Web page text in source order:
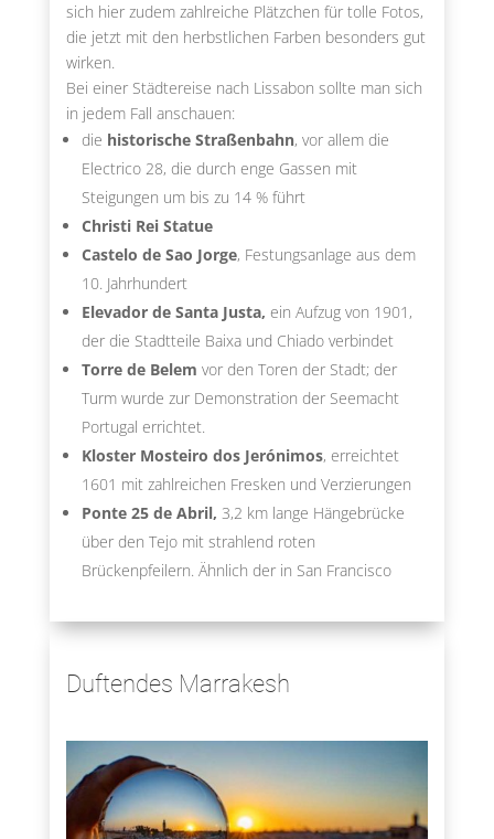
sich hier zudem zahlreiche Plätzchen für tolle Fotos,
die jetzt mit den herbstlichen Farben besonders gut
wirken.
Bei einer Städtereise nach Lissabon sollte man sich
in jedem Fall anschauen:
die historische Straßenbahn, vor allem die
Electrico 28, die durch enge Gassen mit
Steigungen um bis zu 14 % führt
Christi Rei Statue
Castelo de Sao Jorge, Festungsanlage aus dem
10. Jahrhundert
Elevador de Santa Justa, ein Aufzug von 1901,
der die Stadtteile Baixa und Chiado verbindet
Torre de Belem vor den Toren der Stadt; der
Turm wurde zur Demonstration der Seemacht
Portugal errichtet.
Kloster Mosteiro dos Jerónimos, erreichtet
1601 mit zahlreichen Fresken und Verzierungen
Ponte 25 de Abril, 3,2 km lange Hängebrücke
über den Tejo mit strahlend roten
Brückenpfeilern. Ähnlich der in San Francisco
Duftendes Marrakesh